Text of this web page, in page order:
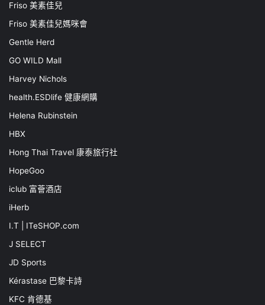
Friso 美素佳兒
Friso 美素佳兒媽咪會
Gentle Herd
GO WILD Mall
Harvey Nichols
health.ESDlife 健康網購
Helena Rubinstein
HBX
Hong Thai Travel 康泰旅行社
HopeGoo
iclub 富薈酒店
iHerb
I.T | ITeSHOP.com
J SELECT
JD Sports
Kérastase 巴黎卡詩
KFC 肯德基